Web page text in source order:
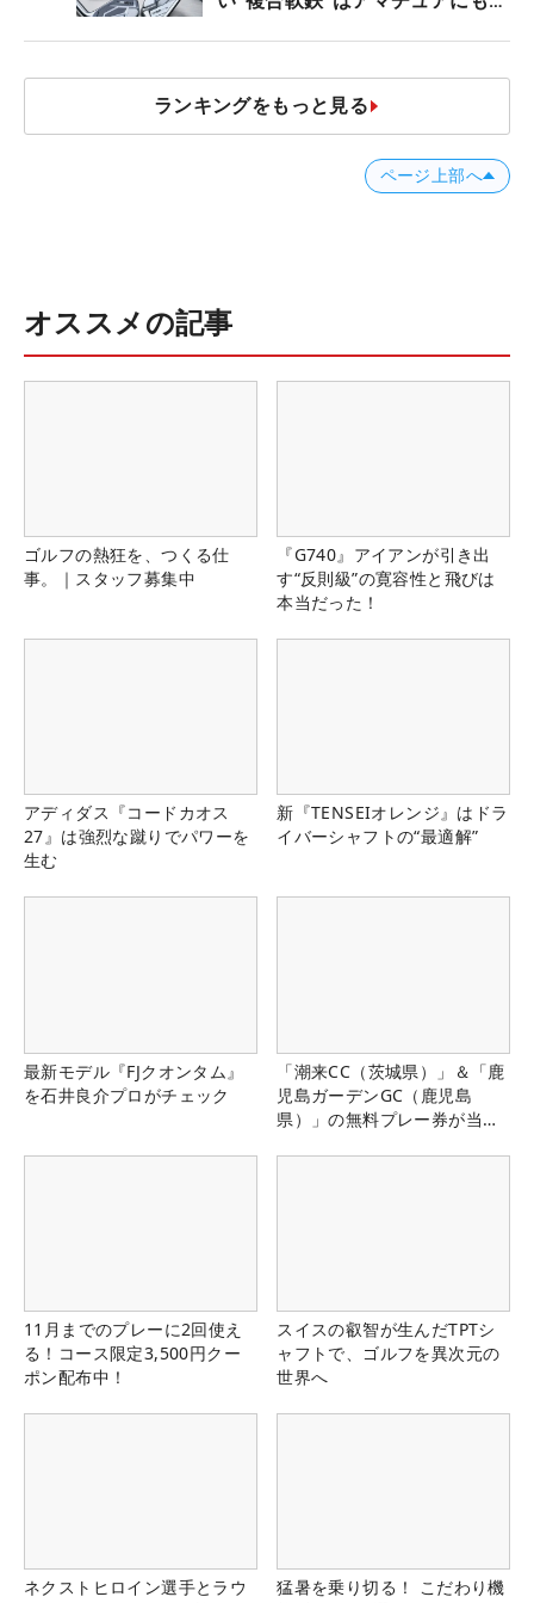
ランキングをもっと見る
ページ上部へ
オススメの記事
ゴルフの熱狂を、つくる仕
事。｜スタッフ募集中
『G740』アイアンが引き出
す“反則級”の寛容性と飛びは
本当だった！
アディダス『コードカオス
27』は強烈な蹴りでパワーを
生む
新『TENSEIオレンジ』はドラ
イバーシャフトの“最適解”
最新モデル『FJクオンタム』
を石井良介プロがチェック
「潮来CC（茨城県）」＆「鹿
児島ガーデンGC（鹿児島
県）」の無料プレー券が当た
11月までのプレーに2回使え
る！コース限定3,500円クー
ポン配布中！
スイスの叡智が生んだTPTシ
ャフトで、ゴルフを異次元の
世界へ
ネクストヒロイン選手とラウ
猛暑を乗り切る！ こだわり機